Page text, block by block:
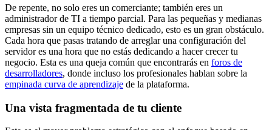
De repente, no solo eres un comerciante; también eres un
administrador de TI a tiempo parcial. Para las pequeñas y medianas
empresas sin un equipo técnico dedicado, esto es un gran obstáculo.
Cada hora que pasas tratando de arreglar una configuración del
servidor es una hora que no estás dedicando a hacer crecer tu
negocio. Esta es una queja común que encontrarás en foros de
desarrolladores, donde incluso los profesionales hablan sobre la
empinada curva de aprendizaje de la plataforma.
Una vista fragmentada de tu cliente